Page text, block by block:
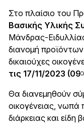
Στο πλαίσιο του
Βασικής Υλικής
Μάνδρας-
διανομή
δικαιούχες
τις 17/11/2023
Θα διανεμηθούν
οικογένειας,
διάρκειας και